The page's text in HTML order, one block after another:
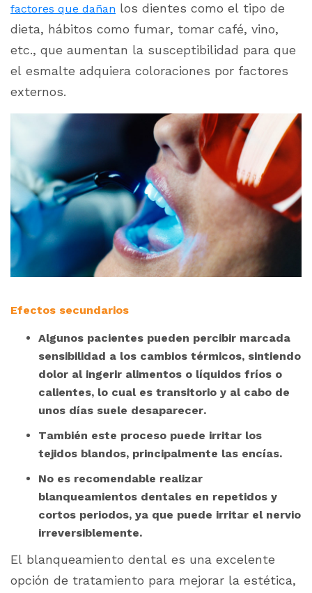
factores que dañan los dientes como el tipo de
dieta, hábitos como fumar, tomar café, vino,
etc., que aumentan la susceptibilidad para que
el esmalte adquiera coloraciones por factores
externos.
Efectos secundarios
Algunos pacientes pueden percibir marcada
sensibilidad a los cambios térmicos, sintiendo
dolor al ingerir alimentos o líquidos fríos o
calientes, lo cual es transitorio y al cabo de
unos días suele desaparecer.
También este proceso puede irritar los
tejidos blandos, principalmente las encías.
No es recomendable realizar
blanqueamientos dentales en repetidos y
cortos periodos, ya que puede irritar el nervio
irreversiblemente.
El blanqueamiento dental es una excelente
opción de tratamiento para mejorar la estética,